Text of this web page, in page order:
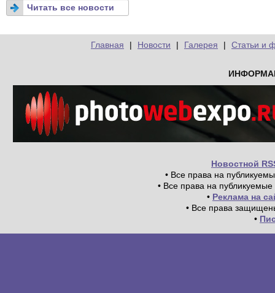
Читать все новости
Главная | Новости | Галерея | Статьи и
Новостной
• Все права на
• Все права на
• Реклама на
• Все права
•